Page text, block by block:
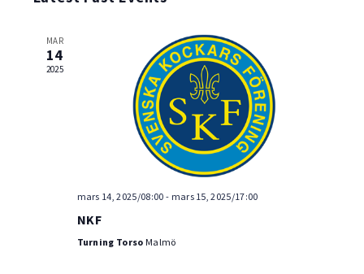
MAR
14
2025
mars 14, 2025/08:00 - mars 15, 2025/17:00
NKF
Turning Torso Malmö